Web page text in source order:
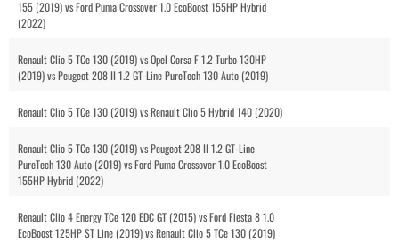
155 (2019) vs Ford Puma Crossover 1.0 EcoBoost 155HP Hybrid
(2022)
Renault Clio 5 TCe 130 (2019) vs Opel Corsa F 1.2 Turbo 130HP
(2019) vs Peugeot 208 II 1.2 GT-Line PureTech 130 Auto (2019)
Renault Clio 5 TCe 130 (2019) vs Renault Clio 5 Hybrid 140 (2020)
Renault Clio 5 TCe 130 (2019) vs Peugeot 208 II 1.2 GT-Line
PureTech 130 Auto (2019) vs Ford Puma Crossover 1.0 EcoBoost
155HP Hybrid (2022)
Renault Clio 4 Energy TCe 120 EDC GT (2015) vs Ford Fiesta 8 1.0
EcoBoost 125HP ST Line (2019) vs Renault Clio 5 TCe 130 (2019)